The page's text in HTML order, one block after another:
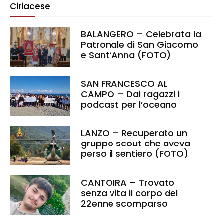
Ciriacese
BALANGERO – Celebrata la
Patronale di San Giacomo
e Sant’Anna (FOTO)
SAN FRANCESCO AL
CAMPO – Dai ragazzi i
podcast per l’oceano
LANZO – Recuperato un
gruppo scout che aveva
perso il sentiero (FOTO)
CANTOIRA – Trovato
senza vita il corpo del
22enne scomparso